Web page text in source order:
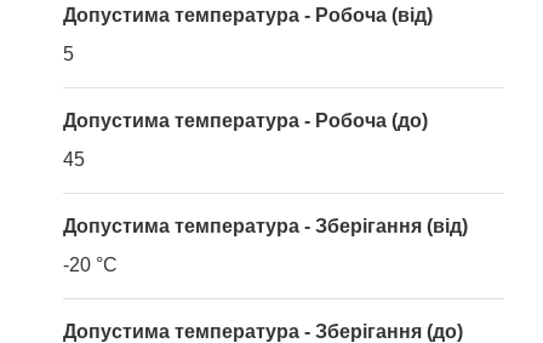
Допустима температура - Робоча (від)
5
Допустима температура - Робоча (до)
45
Допустима температура - Зберігання (від)
-20 °C
Допустима температура - Зберігання (до)